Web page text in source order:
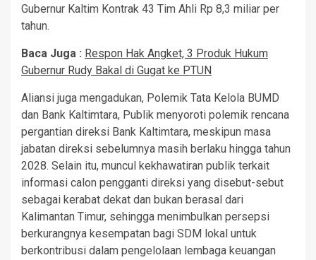
Gubernur Kaltim Kontrak 43 Tim Ahli Rp 8,3 miliar per
tahun.
Baca Juga : Respon Hak Angket, 3 Produk Hukum
Gubernur Rudy Bakal di Gugat ke PTUN
Aliansi juga mengadukan, Polemik Tata Kelola BUMD
dan Bank Kaltimtara, Publik menyoroti polemik rencana
pergantian direksi Bank Kaltimtara, meskipun masa
jabatan direksi sebelumnya masih berlaku hingga tahun
2028. Selain itu, muncul kekhawatiran publik terkait
informasi calon pengganti direksi yang disebut-sebut
sebagai kerabat dekat dan bukan berasal dari
Kalimantan Timur, sehingga menimbulkan persepsi
berkurangnya kesempatan bagi SDM lokal untuk
berkontribusi dalam pengelolaan lembaga keuangan